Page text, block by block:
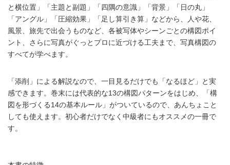
と横位置」「主題と副題」「四隅の意識」「背景」「日の丸」
「アングル」「圧縮効果」「足し算引き算」などから、人や花、
風景、旅先で出会うものなど、各被写体やシーンごとの構図ポイ
ント、さらに写真がぐっとプロに近づける工夫まで、写真構図の
すべてが学べます。
「添削」による解説なので、一目見るだけでも「なるほど」と実
感できます。巻末には代表的な13の構図パターンをはじめ、「構
図を形づくる14の基本ルール」がついているので、あんちょこと
しても使えます。初心者だけでなく中級者にもオススメの一冊で
す。